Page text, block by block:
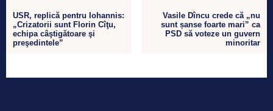
USR, replică pentru Iohannis:
„Crizatorii sunt Florin Cîţu,
echipa câştigătoare şi
preşedintele”
Vasile Dîncu crede că „nu
sunt șanse foarte mari” ca
PSD să voteze un guvern
minoritar